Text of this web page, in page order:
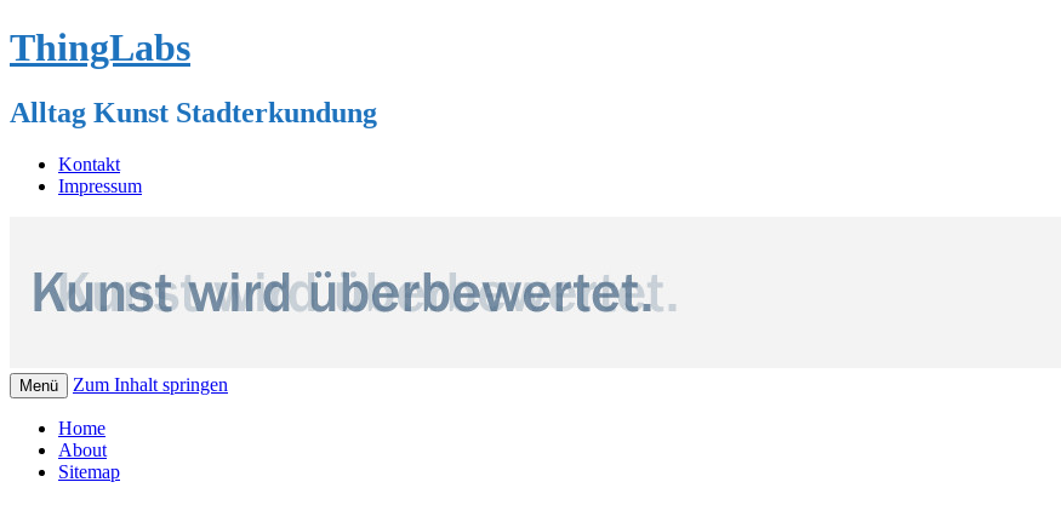
ThingLabs
Alltag Kunst Stadterkundung
Kontakt
Impressum
Menü Zum Inhalt springen
Home
About
Sitemap